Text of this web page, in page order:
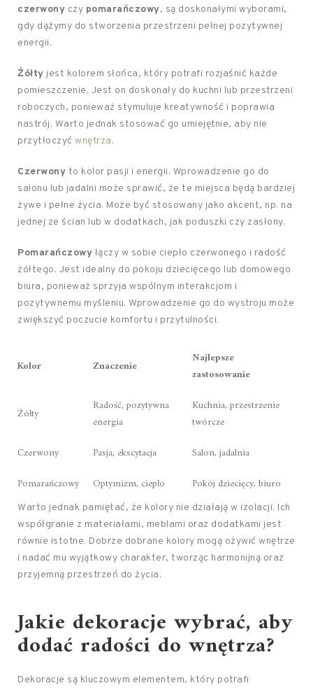
czerwony czy pomarańczowy, są doskonałymi wyborami,
gdy dążymy do stworzenia przestrzeni pełnej pozytywnej
energii.
Żółty jest kolorem słońca, który potrafi rozjaśnić każde
pomieszczenie. Jest on doskonały do kuchni lub przestrzeni
roboczych, ponieważ stymuluje kreatywność i poprawia
nastrój. Warto jednak stosować go umiejętnie, aby nie
przytłoczyć wnętrza.
Czerwony to kolor pasji i energii. Wprowadzenie go do
salonu lub jadalni może sprawić, że te miejsca będą bardziej
żywe i pełne życia. Może być stosowany jako akcent, np. na
jednej ze ścian lub w dodatkach, jak poduszki czy zasłony.
Pomarańczowy łączy w sobie ciepło czerwonego i radość
żółtego. Jest idealny do pokoju dziecięcego lub domowego
biura, ponieważ sprzyja wspólnym interakcjom i
pozytywnemu myśleniu. Wprowadzenie go do wystroju może
zwiększyć poczucie komfortu i przytulności.
Kolor Znaczenie
Najlepsze
zastosowanie
Żółty
Radość, pozytywna
energia
Kuchnia, przestrzenie
twórcze
Czerwony
Pasja, ekscytacja
Salon, jadalnia
Pomarańczowy
Optymizm, ciepło Pokój dziecięcy, biuro
Warto jednak pamiętać, że kolory nie działają w izolacji. Ich
współgranie z materiałami, meblami oraz dodatkami jest
równie istotne. Dobrze dobrane kolory mogą ożywić wnętrze
i nadać mu wyjątkowy charakter, tworząc harmonijną oraz
przyjemną przestrzeń do życia.
Jakie dekoracje wybrać, aby
dodać radości do wnętrza?
Dekoracje są kluczowym elementem, który potrafi